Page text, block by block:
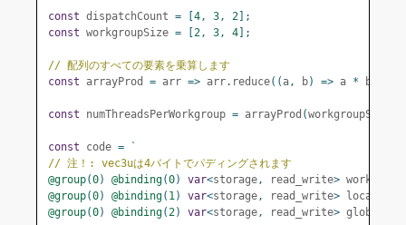
const dispatchCount = [4 , 3 , 2];
const workgroupSize = [2 , 3 , 4];
// 配列のすべての要素を乗算します
const arrayProd = arr => arr. reduce(( a , b) => a * b
const numThreadsPerWorkgroup = arrayProd (workgroupSize
const code =
`
// 注！: vec3uは4バイトでパディングされます
@group(0) @binding(0) var<storage , read_write>
@group(0) @binding( 1 ) var<storage , read_write>
@group(0) @binding( 2) var<storage , read_write>